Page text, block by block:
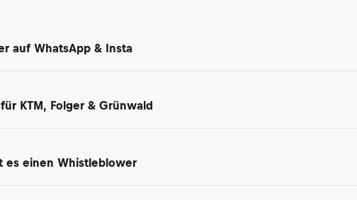
auf WhatsApp & Insta
KTM, Folger & Grünwald
es einen Whistleblower